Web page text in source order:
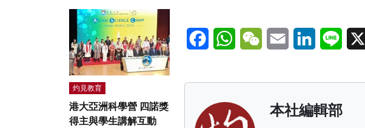
FacebookWhatsAppWeChatEmail LinkedInLine
本社編輯部
灼見教育
港大亞洲科學營 四諾獎
得主與學生講解互動